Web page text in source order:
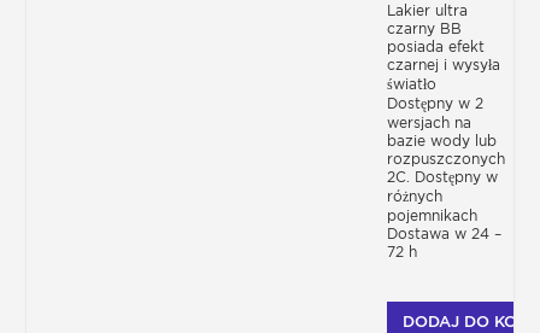
Lakier ultra
czarny BB
posiada efekt
czarnej i wysyła
światło
Dostępny w 2
wersjach na
bazie wody lub
rozpuszczonych
2C. Dostępny w
różnych
pojemnikach
Dostawa w 24 –
72 h
DODAJ DO